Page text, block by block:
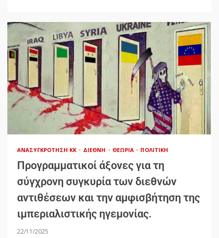
ΑΝΑΣΥΓΚΡΌΤΗΣΗ ΚΚ ΔΙΕΘΝΉ ΘΕΩΡΊΑ ΠΟΛΙΤΙΚΉ
Προγραμματικοί άξονες για τη
σύγχρονη συγκυρία των διεθνών
αντιθέσεων και την αμφισβήτηση της
ιμπεριαλιστικής ηγεμονίας.
22/11/2025